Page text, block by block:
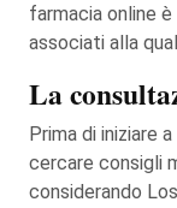
farmacia online
associati alla
La
Prima di iniziare
cercare consigli
considerando